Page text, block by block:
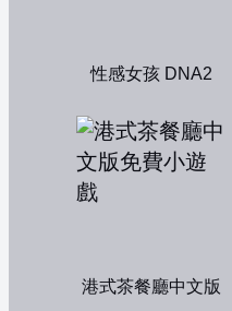
性感女孩 DNA2
港式茶餐廳中文版